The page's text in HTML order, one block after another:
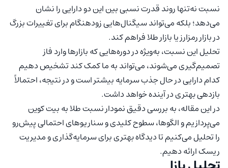
نسبت نه‌تنها روند قدرت نسبی بین این دو دارایی را نشان
می‌دهد؛ بلکه می‌تواند سیگنال‌هایی زودهنگام برای تغییرات بزرگ
در بازار رمزارز یا بازار طلا فراهم کند.
تحلیل این نسبت، به‌ویژه در دوره‌هایی که بازارها وارد فاز
تصمیم‌گیری می‌شوند، می‌تواند به ما کمک کند تشخیص دهیم
کدام دارایی در حال جذب سرمایه بیشتر است و در نتیجه، احتمالاً
بازدهی بهتری در آینده خواهد داشت.
در این مقاله، به بررسی دقیق نمودار نسبت طلا به بیت کوین
می‌پردازیم و الگوها، سطوح کلیدی و سناریوهای احتمالی پیش‌رو
را تحلیل می‌کنیم تا دیدگاه بهتری برای سرمایه‌گذاری و مدیریت
ریسک ارائه دهیم.